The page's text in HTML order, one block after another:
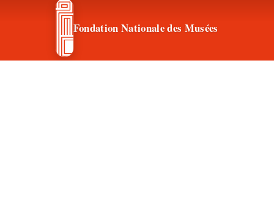
S'abonner
Fondation Nationale des Musées